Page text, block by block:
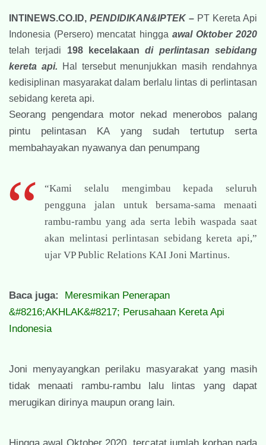
INTINEWS.CO.ID, PENDIDIKAN&IPTEK – PT Kereta Api
Indonesia (Persero) mencatat hingga awal Oktober 2020
telah terjadi 198 kecelakaandi perlintasan sebidang
kereta api. Hal tersebut menunjukkan masih rendahnya
kedisiplinan masyarakat dalam berlalu lintas di perlintasan
sebidang kereta api.
Seorang pengendara motor nekad menerobos palang
pintu pelintasan KA yang sudah tertutup serta
membahayakan nyawanya dan penumpang
“Kami selalu mengimbau kepada seluruh
pengguna jalan untuk bersama-sama menaati
rambu-rambu yang ada serta lebih waspada saat
akan melintasi perlintasan sebidang kereta api,”
ujar VP Public Relations KAI Joni Martinus.
Baca juga:
Meresmikan Penerapan
&#8216;AKHLAK&#8217; Perusahaan Kereta Api
Indonesia
Joni menyayangkan perilaku masyarakat yang masih
tidak menaati rambu-rambu lalu lintas yang dapat
merugikan dirinya maupun orang lain.